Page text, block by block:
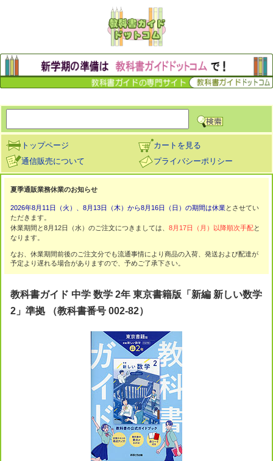
トップページ
カートを見る
通信販売について
プライバシーポリシー
夏季通販業務休業のお知らせ
2026年8月11日（火）、8月13日（木）から8月16日（日）の期間は休業とさせてい
ただきます。
休業期間と8月12日（水）のご注文につきましては、 8月17日（月）以降順次手配と
なります。
なお、休業期間前後のご注文分でも流通事情により商品の入荷、発送および配達が
予定より遅れる場合がありますので、予めご了承下さい。
教科書ガイド 中学 数学 2年 東京書籍版「新編 新しい数学
2」準拠 （教科書番号 002-82）